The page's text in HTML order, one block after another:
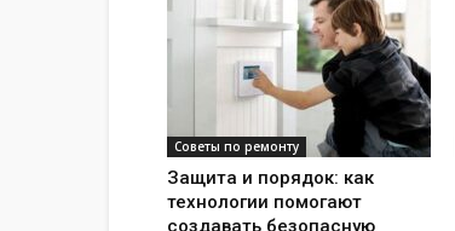
Советы по ремонту
Защита и порядок: как
технологии помогают
создавать безопасную